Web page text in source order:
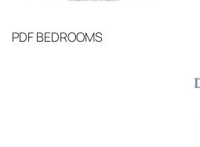
PDFBEDROOMS